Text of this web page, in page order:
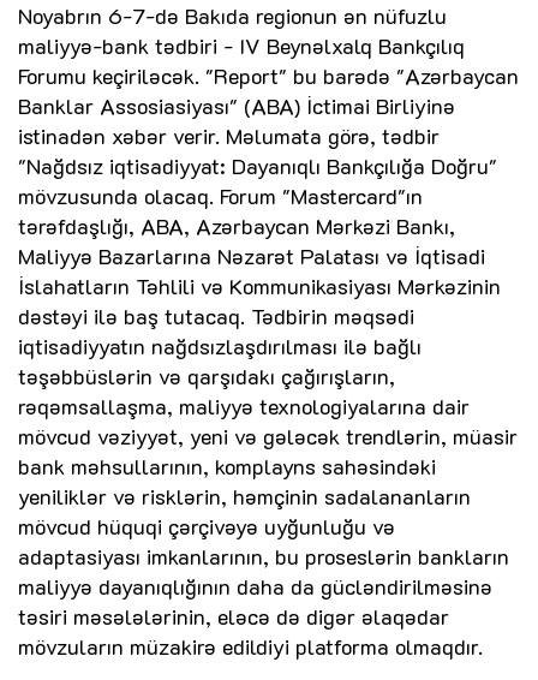
Noyabrın 6-7-də Bakıda regionun ən nüfuzlu
maliyyə-bank tədbiri - IV Beynəlxalq Bankçılıq
Forumu keçiriləcək. "Report" bu barədə "Azərbaycan
Banklar Assosiasiyası" (ABA) İctimai Birliyinə
istinadən xəbər verir. Məlumata görə, tədbir
"Nağdsız iqtisadiyyat: Dayanıqlı Bankçılığa Doğru"
mövzusunda olacaq. Forum "Mastercard"ın
tərəfdaşlığı, ABA, Azərbaycan Mərkəzi Bankı,
Maliyyə Bazarlarına Nəzarət Palatası və İqtisadi
İslahatların Təhlili və Kommunikasiyası Mərkəzinin
dəstəyi ilə baş tutacaq. Tədbirin məqsədi
iqtisadiyyatın nağdsızlaşdırılması ilə bağlı
təşəbbüslərin və qarşıdakı çağırışların,
rəqəmsallaşma, maliyyə texnologiyalarına dair
mövcud vəziyyət, yeni və gələcək trendlərin, müasir
bank məhsullarının, komplayns sahəsindəki
yeniliklər və risklərin, həmçinin sadalananların
mövcud hüquqi çərçivəyə uyğunluğu və
adaptasiyası imkanlarının, bu proseslərin bankların
maliyyə dayanıqlığının daha da gücləndirilməsinə
təsiri məsələlərinin, eləcə də digər əlaqədar
mövzuların müzakirə edildiyi platforma olmaqdır.